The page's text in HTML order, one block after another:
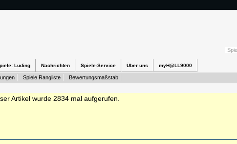
Luding Nachrichten Spiele-Service Über uns myH@LL9000
Spiele Rangliste Bewertungsmaßstab
Artikel wurde 2834 mal aufgerufen.